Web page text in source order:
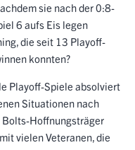
sie nach der 0:8-
6 aufs Eis legen
die seit 13 Playoff-
konnten?
Playoff-Spiele absolviert
Situationen nach
Bolts-Hoffnungsträger
vielen Veteranen, die